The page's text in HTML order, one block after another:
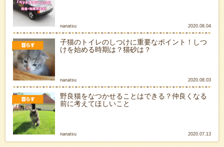
nanatsu 2020.08.04
子猫のトイレのしつけに重要なポイント！しつ
けを始める時期は？猫砂は？
nanatsu 2020.08.03
野良猫をなつかせることはできる？仲良くなる
前に考えてほしいこと
nanatsu 2020.07.13